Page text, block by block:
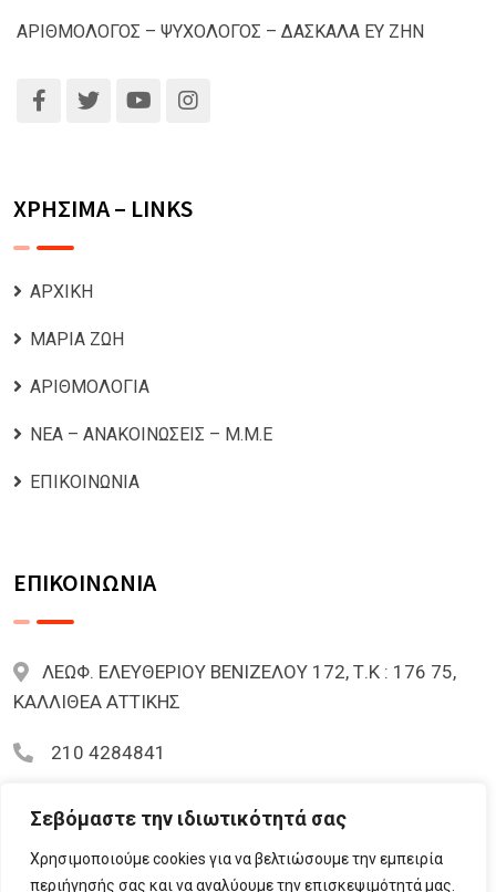
Σεβόμαστε την ιδιωτικότητά σας
Χρησιμοποιούμε cookies για να βελτιώσουμε την εμπειρία
περιήγησής σας και να αναλύουμε την επισκεψιμότητά μας.
ΑΡΙΘΜΟΛΟΓΟΣ – ΨΥΧΟΛΟΓΟΣ – ΔΑΣΚΑΛΑ ΕΥ ΖΗΝ
ΧΡΗΣΙΜΑ – LINKS
ΑΡΧΙΚΗ
ΜΑΡΙΑ ΖΩΗ
ΑΡΙΘΜΟΛΟΓΙΑ
ΝΕΑ – ΑΝΑΚΟΙΝΩΣΕΙΣ – Μ.Μ.Ε
ΕΠΙΚΟΙΝΩΝΙΑ
ΕΠΙΚΟΙΝΩΝΙΑ
ΛΕΩΦ. ΕΛΕΥΘΕΡΙΟΥ ΒΕΝΙΖΕΛΟΥ 172, Τ.Κ : 176 75,
ΚΑΛΛΙΘΕΑ ΑΤΤΙΚΗΣ
210 4284841